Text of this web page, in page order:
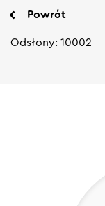
Powrót
Odsłony: 10002